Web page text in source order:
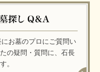
お墓のプロにご質問い
の疑問・質問に、石長
。